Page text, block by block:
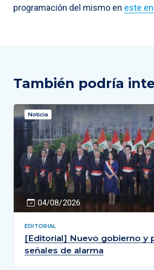
programación del mismo en este
También podría
Noticia
04/08/2026
EDITORIAL
[Editorial] Nuevo gobierno y
señales de alarma